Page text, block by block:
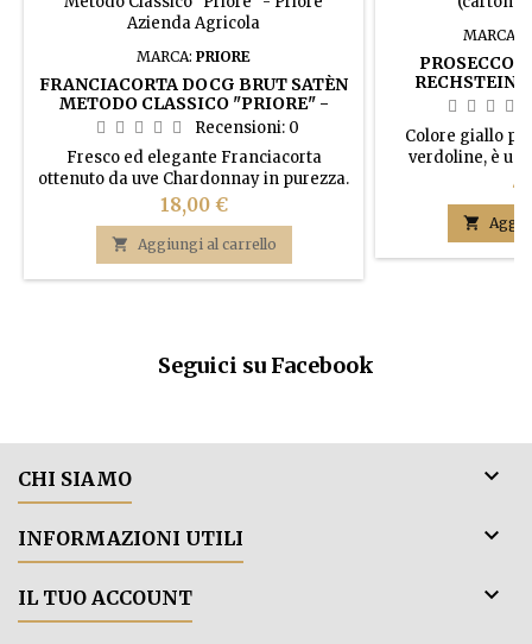
MARCA: PRIORE
FRANCIACORTA DOCG BRUT SATÈN
METODO CLASSICO "PRIORE" -
PRIORE AZIENDA AGRICOLA
Recensioni: 0
Fresco ed elegante Franciacorta
ottenuto da uve Chardonnay in purezza.
Setoso e vellutato per natura, la lunga
maturazione in bottiglia lo rende ampio,
armonico e piacevolmente sapido.
Morbido, ma non dolce. Classico
Franciacorta da tutto pasto, ottimo con
Prezzo
18,00 €
 Aggiungi al carrello
MARCA:
PROSECCO
Colore giallo
verdoline, è un

Seguici su Facebook
CHI SIAMO 
INFORMAZIONI UTILI 
IL TUO ACCOUNT 